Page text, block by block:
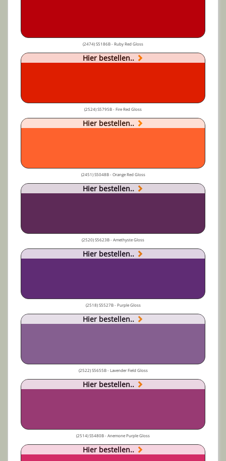
(2474) S5186B - Ruby Red Gloss
Hier bestellen..
(2524) S5795B - Fire Red Gloss
Hier bestellen..
(2451) S5048B - Orange Red Gloss
Hier bestellen..
(2520) S5623B - Amethyste Gloss
Hier bestellen..
(2518) S5527B - Purple Gloss
Hier bestellen..
(2522) S5655B - Lavender Field Gloss
Hier bestellen..
(2514) S5480B - Anemone Purple Gloss
Hier bestellen..